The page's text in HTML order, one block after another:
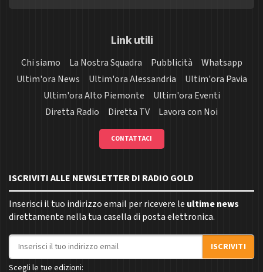
Link utili
Chi siamo La Nostra Squadra Pubblicità
Whatsapp
Ultim'ora News
Ultim'ora Alessandria
Ultim'ora Pavia
Ultim'ora Alto Piemonte
Ultim'ora Eventi
Diretta Radio
Diretta TV Lavora con Noi
CONTATTACI
ISCRIVITI ALLE NEWSLETTER DI RADIO GOLD
Inserisci il tuo indirizzo email per ricevere le ultime news
direttamente nella tua casella di posta elettronica.
Indirizzo email
ISCRIVITI
Scegli le tue edizioni: